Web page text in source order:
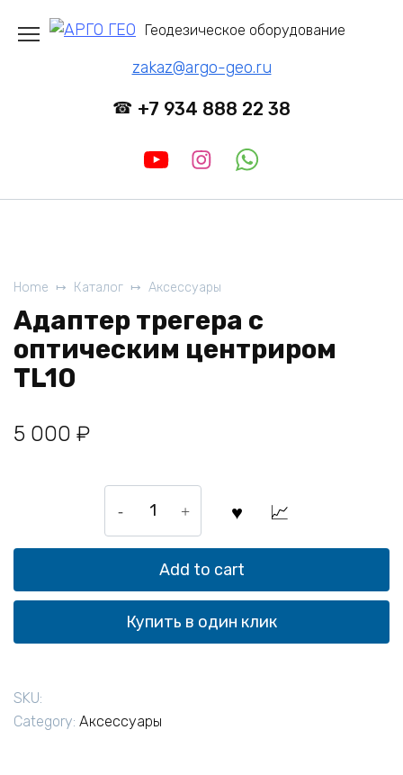
Геодезическое оборудование
zakaz@argo-geo.ru
+7 934 888 22 38
Home Каталог Аксессуары
Адаптер трегера с
оптическим центриром
TL10
5 000 ₽
трегера
с
оптическим
центриром
TL10
quantity
Add to cart
Купить в один клик
SKU:
Category: Аксессуары